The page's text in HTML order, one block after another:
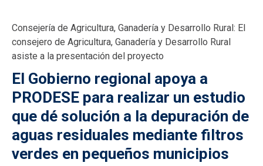
Consejería de Agricultura, Ganadería y Desarrollo Rural: El
consejero de Agricultura, Ganadería y Desarrollo Rural
asiste a la presentación del proyecto
El Gobierno regional apoya a
PRODESE para realizar un estudio
que dé solución a la depuración de
aguas residuales mediante filtros
verdes en pequeños municipios